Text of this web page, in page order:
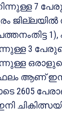
7
ജില്ലയില്‍
1),
3
ആണ് ഇന്ന്
2605